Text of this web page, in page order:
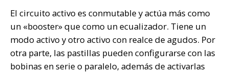
El circuito activo es conmutable y actúa más como
un «booster» que como un ecualizador. Tiene un
modo activo y otro activo con realce de agudos. Por
otra parte, las pastillas pueden configurarse con las
bobinas en serie o paralelo, además de activarlas